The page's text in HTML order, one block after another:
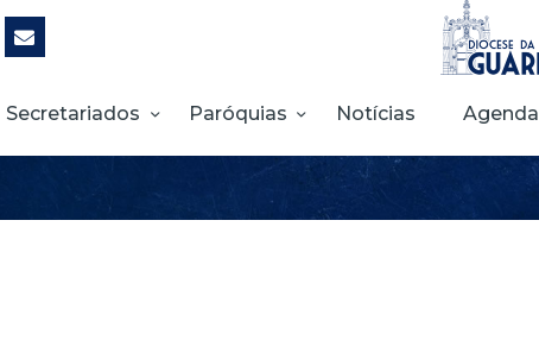
Secretariados Paróquias Notícias Agenda
PARÓQUIAS